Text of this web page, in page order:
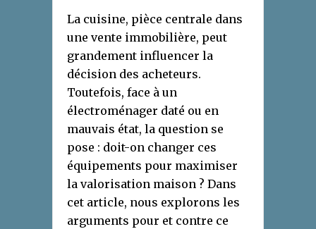
La cuisine, pièce centrale dans
une vente immobilière, peut
grandement influencer la
décision des acheteurs.
Toutefois, face à un
électroménager daté ou en
mauvais état, la question se
pose : doit-on changer ces
équipements pour maximiser
la valorisation maison ? Dans
cet article, nous explorons les
arguments pour et contre ce